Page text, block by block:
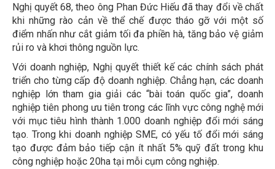
Nghị quyết 68, theo ông Phan Đức Hiếu đã thay đổi về chất
khi những rào cản về thể chế được tháo gỡ với một số
điểm nhấn như cắt giảm tối đa phiền hà, tăng bảo vệ giảm
rủi ro và khơi thông nguồn lực.
Với doanh nghiệp, Nghị quyết thiết kế các chính sách phát
triển cho từng cấp độ doanh nghiệp. Chẳng hạn, các doanh
nghiệp lớn tham gia giải các “bài toán quốc gia”, doanh
nghiệp tiên phong ưu tiên trong các lĩnh vực công nghệ mới
với mục tiêu hình thành 1.000 doanh nghiệp đổi mới sáng
tạo. Trong khi doanh nghiệp SME, có yếu tố đổi mới sáng
tạo được đảm bảo tiếp cận ít nhất 5% quỹ đất trong khu
công nghiệp hoặc 20ha tại mỗi cụm công nghiệp.